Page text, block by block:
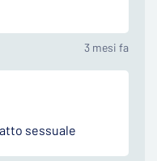
3 mesi fa
sessuale